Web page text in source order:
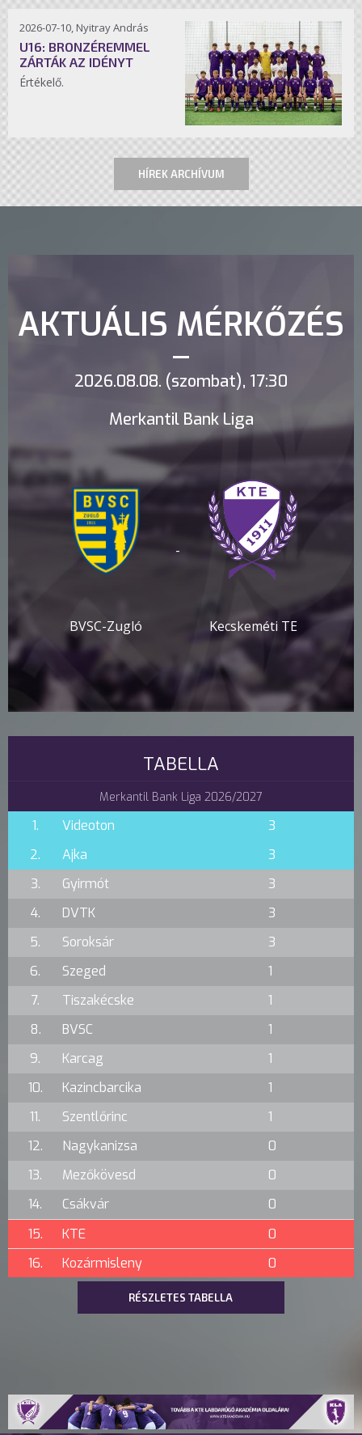
2026-07-10, Nyitray András
U16: BRONZÉREMMEL
ZÁRTÁK AZ IDÉNYT
Értékelő.
HÍREK ARCHÍVUM
AKTUÁLIS MÉRKŐZÉS
2026.08.08. (szombat), 17:30
Merkantil Bank Liga
BVSC-Zugló
-
Kecskeméti TE
TABELLA
Merkantil Bank Liga 2026/2027
1. Videoton
3
2.
Ajka
3
3.
Gyirmót
3
4.
DVTK
3
5.
Soroksár
3
6.
Szeged
1
7.
Tiszakécske
1
8.
BVSC
1
9.
Karcag
1
10.
Kazincbarcika
1
11.
Szentlőrinc
1
12.
Nagykanizsa
0
13.
Mezőkövesd
0
14.
Csákvár
0
15.
KTE
0
16.
Kozármisleny 0
RÉSZLETES TABELLA